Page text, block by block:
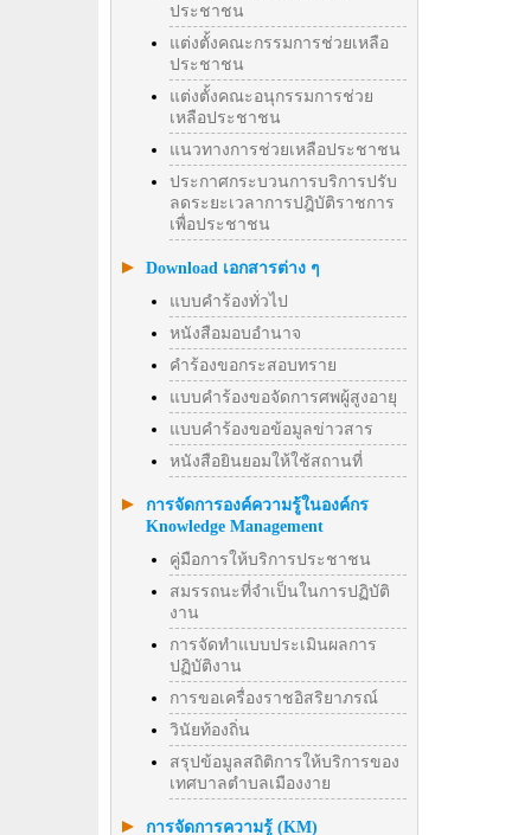
ประชาชน
แต่งตั้งคณะกรรมการช่วยเหลือ
ประชาชน
แต่งตั้งคณะอนุกรรมการช่วย
เหลือประชาชน
แนวทางการช่วยเหลือประชาชน
ประกาศกระบวนการบริการปรับ
ลดระยะเวลาการปฎิบัติราชการ
เพื่อประชาชน
Download เอกสารต่าง ๆ
แบบคำร้องทั่วไป
หนังสือมอบอำนาจ
คำร้องขอกระสอบทราย
แบบคำร้องขอจัดการศพผู้สูงอายุ
แบบคำร้องขอข้อมูลข่าวสาร
หนังสือยินยอมให้ใช้สถานที่
การจัดการองค์ความรู้ในองค์กร
Knowledge Management
คู่มือการให้บริการประชาชน
สมรรถนะที่จำเป็นในการปฏิบัติ
งาน
การจัดทำแบบประเมินผลการ
ปฏิบัติงาน
การขอเครื่องราชอิสริยาภรณ์
วินัยท้องถิ่น
สรุปข้อมูลสถิติการให้บริการของ
เทศบาลตำบลเมืองงาย
การจัดการความรู้ (KM)